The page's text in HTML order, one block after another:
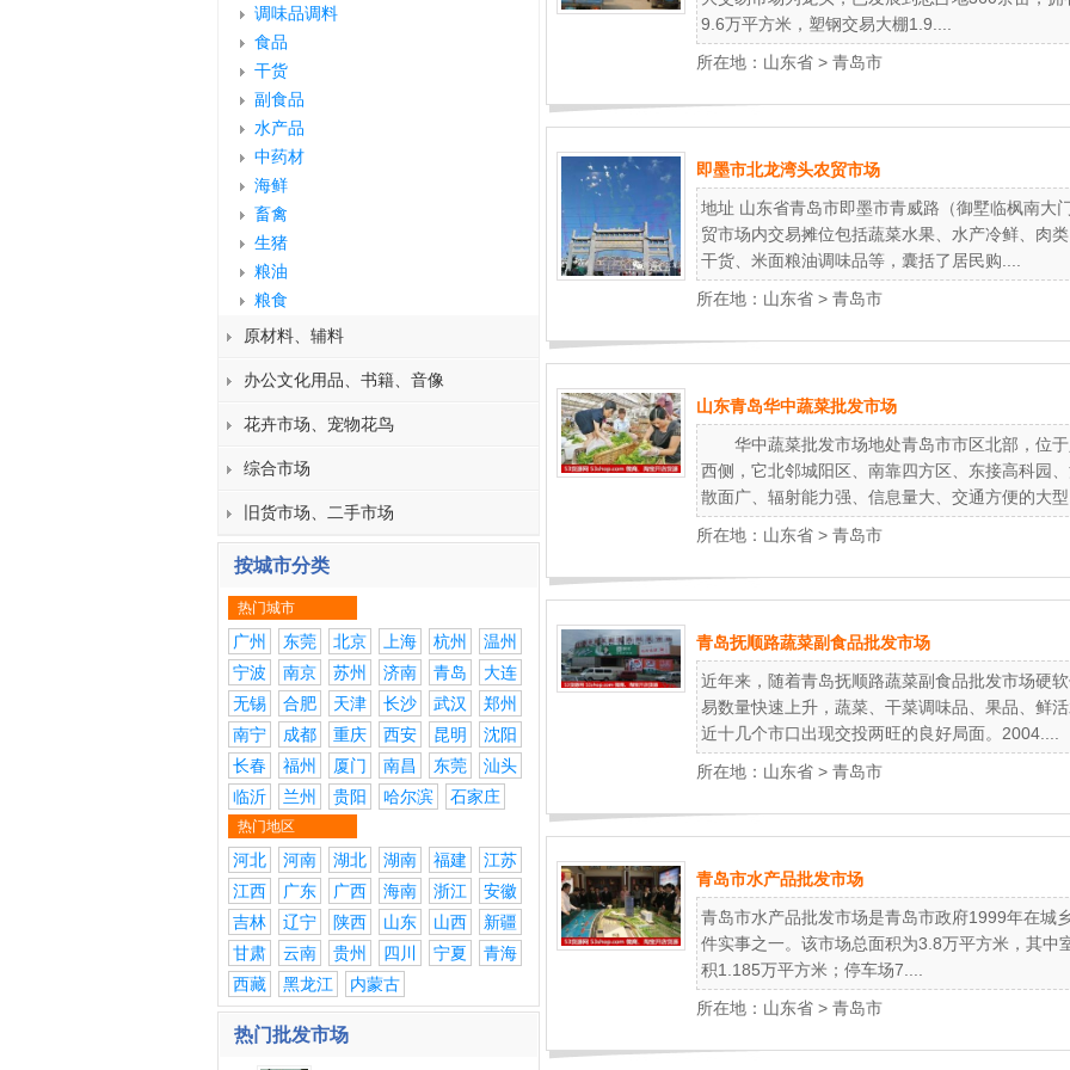
调味品调料
食品
干货
副食品
水产品
中药材
海鲜
畜禽
生猪
粮油
粮食
原材料、辅料
办公文化用品、书籍、音像
花卉市场、宠物花鸟
综合市场
旧货市场、二手市场
按城市分类
热门城市
广州 东莞 北京 上海 杭州
温州
宁波
南京 苏州 济南 青岛
大连
无锡
合肥 天津 长沙 武汉
郑州
南宁
成都 重庆 西安 昆明
沈阳
长春
福州 厦门 南昌 东莞
汕头
临沂
兰州 贵阳 哈尔滨 石家庄
热门地区
河北 河南 湖北 湖南 福建
江苏
江西
广东 广西 海南 浙江
安徽
吉林
辽宁 陕西 山东 山西
新疆
甘肃
云南 贵州 四川 宁夏
青海
西藏
黑龙江 内蒙古
热门批发市场
9.6万平方米，塑钢交易大棚1.9....
所在地： 山东省 > 青岛市
即墨市北龙湾头农贸市场
地址 山东省青岛市即墨市青威路（御墅临枫南大
贸市场内交易摊位包括蔬菜水果、水产冷鲜、肉
干货、米面粮油调味品等，囊括了居民购....
所在地： 山东省 > 青岛市
山东青岛华中蔬菜批发市场
华中蔬菜批发市场地处青岛市市区北部，位于
西侧，它北邻城阳区、南靠四方区、东接高科园
散面广、辐射能力强、信息量大、交通方便的大
所在地： 山东省 > 青岛市
青岛抚顺路蔬菜副食品批发市场
近年来，随着青岛抚顺路蔬菜副食品批发市场硬
易数量快速上升，蔬菜、干菜调味品、果品、鲜
近十几个市口出现交投两旺的良好局面。2004....
所在地： 山东省 > 青岛市
青岛市水产品批发市场
青岛市水产品批发市场是青岛市政府1999年在城
件实事之一。该市场总面积为3.8万平方米，其中
积1.185万平方米；停车场7....
所在地： 山东省 > 青岛市